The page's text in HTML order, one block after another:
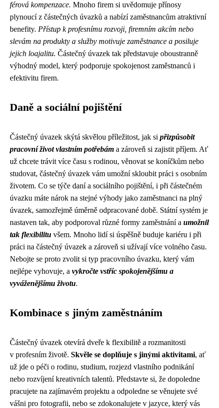
férová kompenzace. Mnoho firem si uvědomuje přínosy
plynoucí z částečných úvazků a nabízí zaměstnancům atraktivní
benefity. Přístup k profesnímu rozvoji, firemním akcím nebo
slevám na produkty a služby motivuje zaměstnance a posiluje
jejich loajalitu. Částečný úvazek tak představuje oboustranně
výhodný model, který podporuje spokojenost zaměstnanců i
efektivitu firem.
Daně a sociální pojištění
Částečný úvazek skýtá skvělou příležitost, jak si přizpůsobit
pracovní život vlastním potřebám a zároveň si zajistit příjem. Ať
už chcete trávit více času s rodinou, věnovat se koníčkům nebo
studovat, částečný úvazek vám umožní skloubit práci s osobním
životem. Co se týče daní a sociálního pojištění, i při částečném
úvazku máte nárok na stejné výhody jako zaměstnanci na plný
úvazek, samozřejmě úměrně odpracované době. Státní systém je
nastaven tak, aby podporoval různé formy zaměstnání a umožnil
tak flexibilitu všem. Mnoho lidí si úspěšně buduje kariéru i při
práci na částečný úvazek a zároveň si užívají více volného času.
Nebojte se proto zvolit si typ pracovního úvazku, který vám
nejlépe vyhovuje, a vykročte vstříc spokojenějšímu a
vyváženějšímu životu.
Kombinace s jiným zaměstnáním
Částečný úvazek otevírá dveře k flexibilitě a rozmanitosti
v profesním životě. Skvěle se doplňuje s jinými aktivitami, ať
už jde o péči o rodinu, studium, rozjezd vlastního podnikání
nebo rozvíjení kreativních talentů. Představte si, že dopoledne
pracujete na zajímavém projektu a odpoledne se věnujete své
vášni pro fotografii, nebo se zdokonalujete v jazyce, který vás